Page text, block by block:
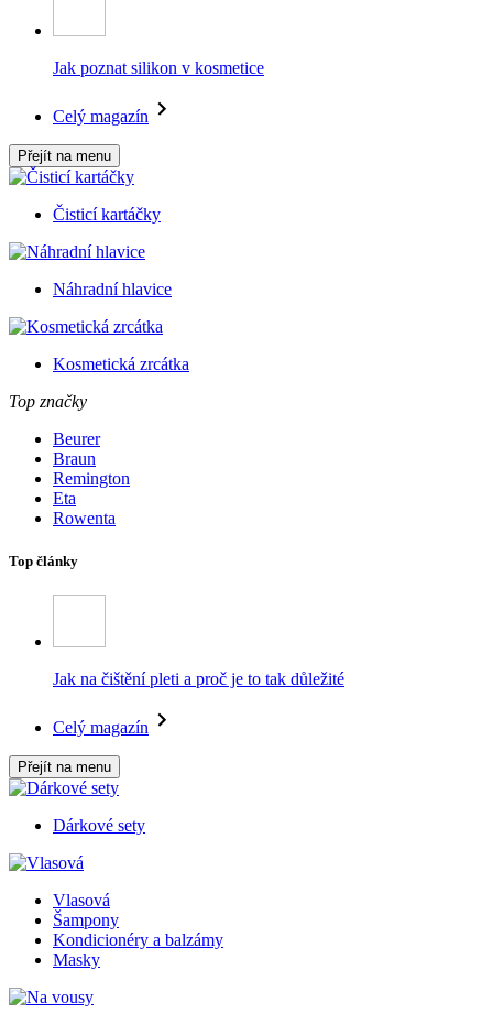
Jak poznat silikon v kosmetice
Celý magazín
Přejít na menu
Čisticí kartáčky
Náhradní hlavice
Kosmetická zrcátka
Top značky
Beurer
Braun
Remington
Eta
Rowenta
Top články
Jak na čištění pleti a proč je to tak důležité
Celý magazín
Přejít na menu
Dárkové sety
Vlasová
Šampony
Kondicionéry a balzámy
Masky